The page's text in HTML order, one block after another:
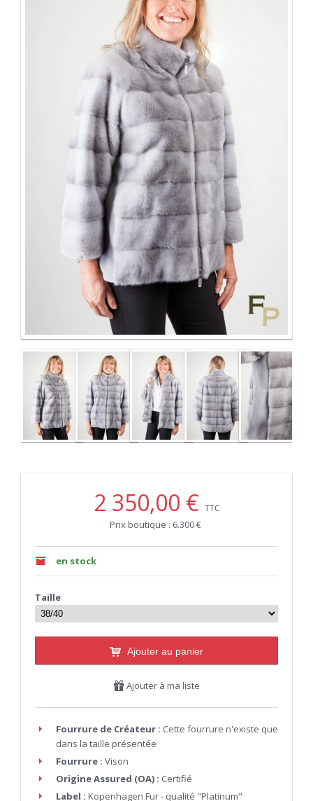
2 350,00 € TTC
Prix boutique : 6.300 €
en stock
Taille
Ajouter au panier
Ajouter à ma liste
Fourrure de Créateur : Cette fourrure n'existe que
dans la taille présentée
Fourrure : Vison
Origine Assured (OA) : Certifié
Label : Kopenhagen Fur - qualité "Platinum"